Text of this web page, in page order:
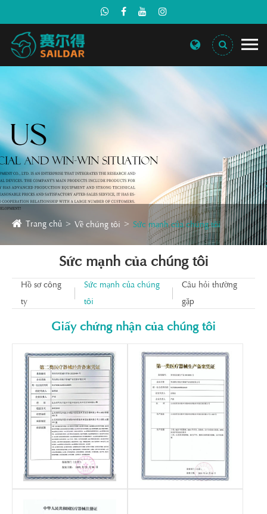
Trang chủ Về chúng tôi Sức mạnh của chúng tôi
Sức mạnh của chúng tôi
Hồ sơ công
ty
Sức mạnh của chúng
tôi
Câu hỏi thường
gặp
Giấy chứng nhận của chúng tôi